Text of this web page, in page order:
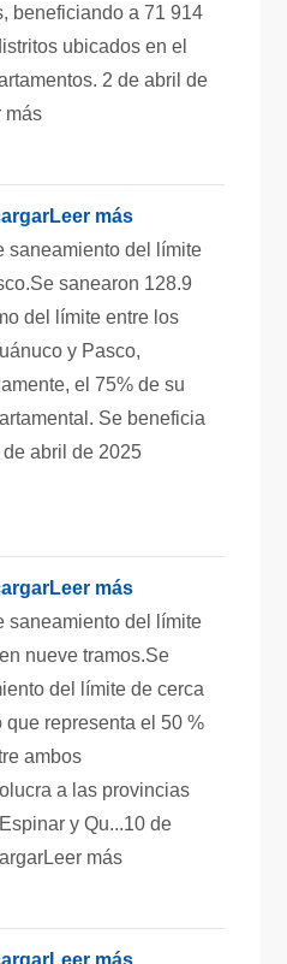
beneficiando a 71 914
ubicados en el
2 de abril de
más
más
saneamiento del límite
sanearon 128.9
del límite entre los
y Pasco,
el 75% de su
Se beneficia
abril de 2025
más
saneamiento del límite
nueve tramos.Se
del límite de cerca
representa el 50 %
ambos
a las provincias
y Qu...10 de
más
más